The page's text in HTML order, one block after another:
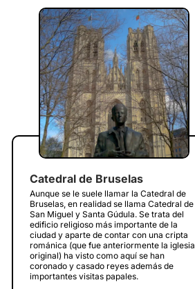
Catedral de Bruselas
Aunque se le suele llamar la Catedral de
Bruselas, en realidad se llama Catedral de
San Miguel y Santa Gúdula. Se trata del
edificio religioso más importante de la
ciudad y aparte de contar con una cripta
románica (que fue anteriormente la iglesia
original) ha visto como aquí se han
coronado y casado reyes además de
importantes visitas papales.